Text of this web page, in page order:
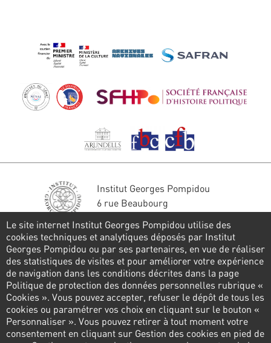
Institut Georges Pompidou
6 rue Beaubourg
Tél. : 01 44 78 41 22
Restons en contact
FORMULAIRE DE CONTACT
Suivez-nous
Le site internet Institut Georges Pompidou utilise des
cookies techniques et analytiques déposés par Institut
Georges Pompidou ou par ses partenaires, en vue de réaliser
des statistiques de visites et pour améliorer votre expérience
de navigation dans les conditions décrites dans la page
Politique de protection des données personnelles rubrique «
Cookies ». Vous pouvez accepter, refuser le dépôt de tous les
cookies ou paramétrer vos choix en cliquant sur le bouton «
Personnaliser ». Vous pouvez retirer à tout moment votre
consentement en cliquant sur Gestion des cookies en pied de